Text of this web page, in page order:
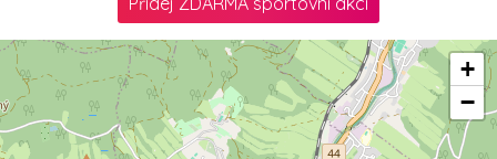
+
−